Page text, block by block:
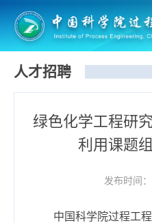
人才招聘
绿色化学工程研
利用课题
发布时间
中国科学院过程工